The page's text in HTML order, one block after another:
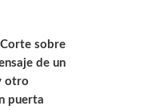
sobre
de un
otro
puerta